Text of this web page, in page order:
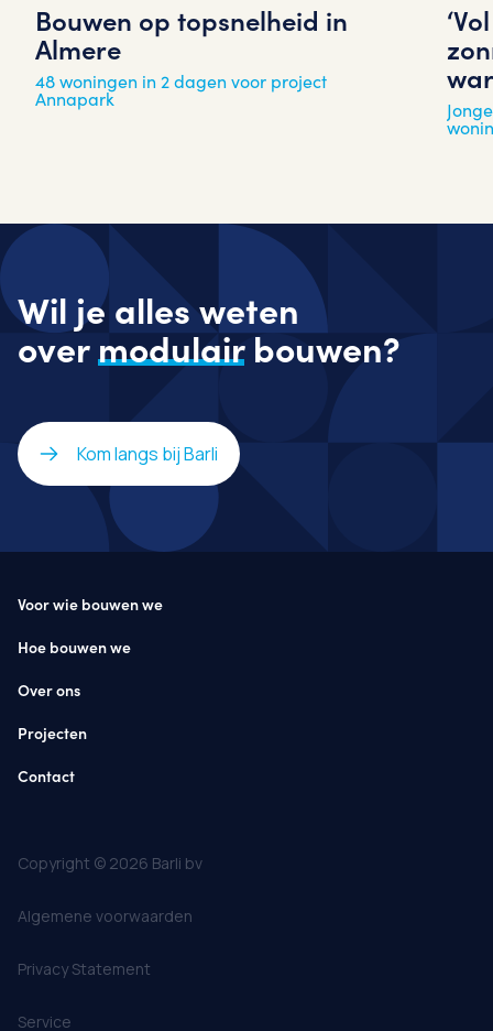
Bouwen op topsnelheid in
Almere
48 woningen in 2 dagen voor project
Annapark
Wil je alles weten
overmodulairbouwen?
Kom langs bij Barli
Voor wie bouwen we
Hoe bouwen we
Over ons
Projecten
Contact
Copyright © 2026 Barli bv
Algemene voorwaarden
Privacy Statement
Service